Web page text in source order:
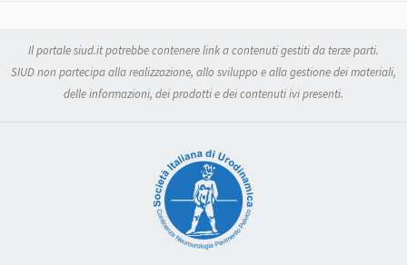
Il portale siud.it potrebbe contenere link a contenuti gestiti da terze parti.
SIUD non partecipa alla realizzazione, allo sviluppo e alla gestione dei materiali,
delle informazioni, dei prodotti e dei contenuti ivi presenti.